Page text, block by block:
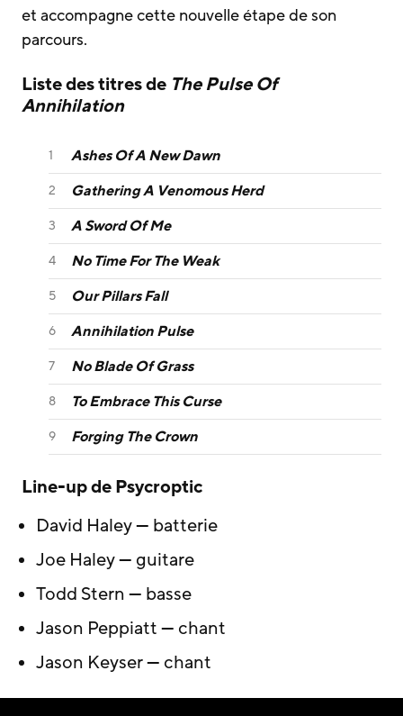
et accompagne cette nouvelle étape de son
parcours.
Liste des titres de The Pulse Of
Annihilation
Ashes Of A New Dawn
Gathering A Venomous Herd
A Sword Of Me
No Time For The Weak
Our Pillars Fall
Annihilation Pulse
No Blade Of Grass
To Embrace This Curse
Forging The Crown
Line-up de Psycroptic
David Haley — batterie
Joe Haley — guitare
Todd Stern — basse
Jason Peppiatt — chant
Jason Keyser — chant